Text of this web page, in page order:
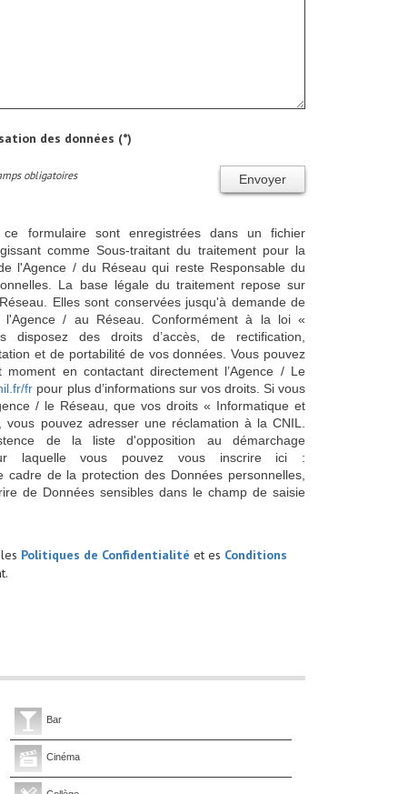
des données (*)
Envoyer
obligatoires
formulaire sont enregistrées dans un fichier
comme Sous-traitant du traitement pour la
l'Agence / du Réseau qui reste Responsable du
La base légale du traitement repose sur
Elles sont conservées jusqu'à demande de
l'Agence / au Réseau. Conformément à la loi «
disposez des droits d’accès, de rectification,
et de portabilité de vos données. Vous pouvez
en contactant directement l’Agence / Le
fr pour plus d’informations sur vos droits. Si vous
/ le Réseau, que vos droits « Informatique et
pouvez adresser une réclamation à la CNIL.
de la liste d'opposition au démarchage
laquelle vous pouvez vous inscrire ici :
cadre de la protection des Données personnelles,
de Données sensibles dans le champ de saisie
Politiques de Confidentialité et es Conditions
Bar
Cinéma